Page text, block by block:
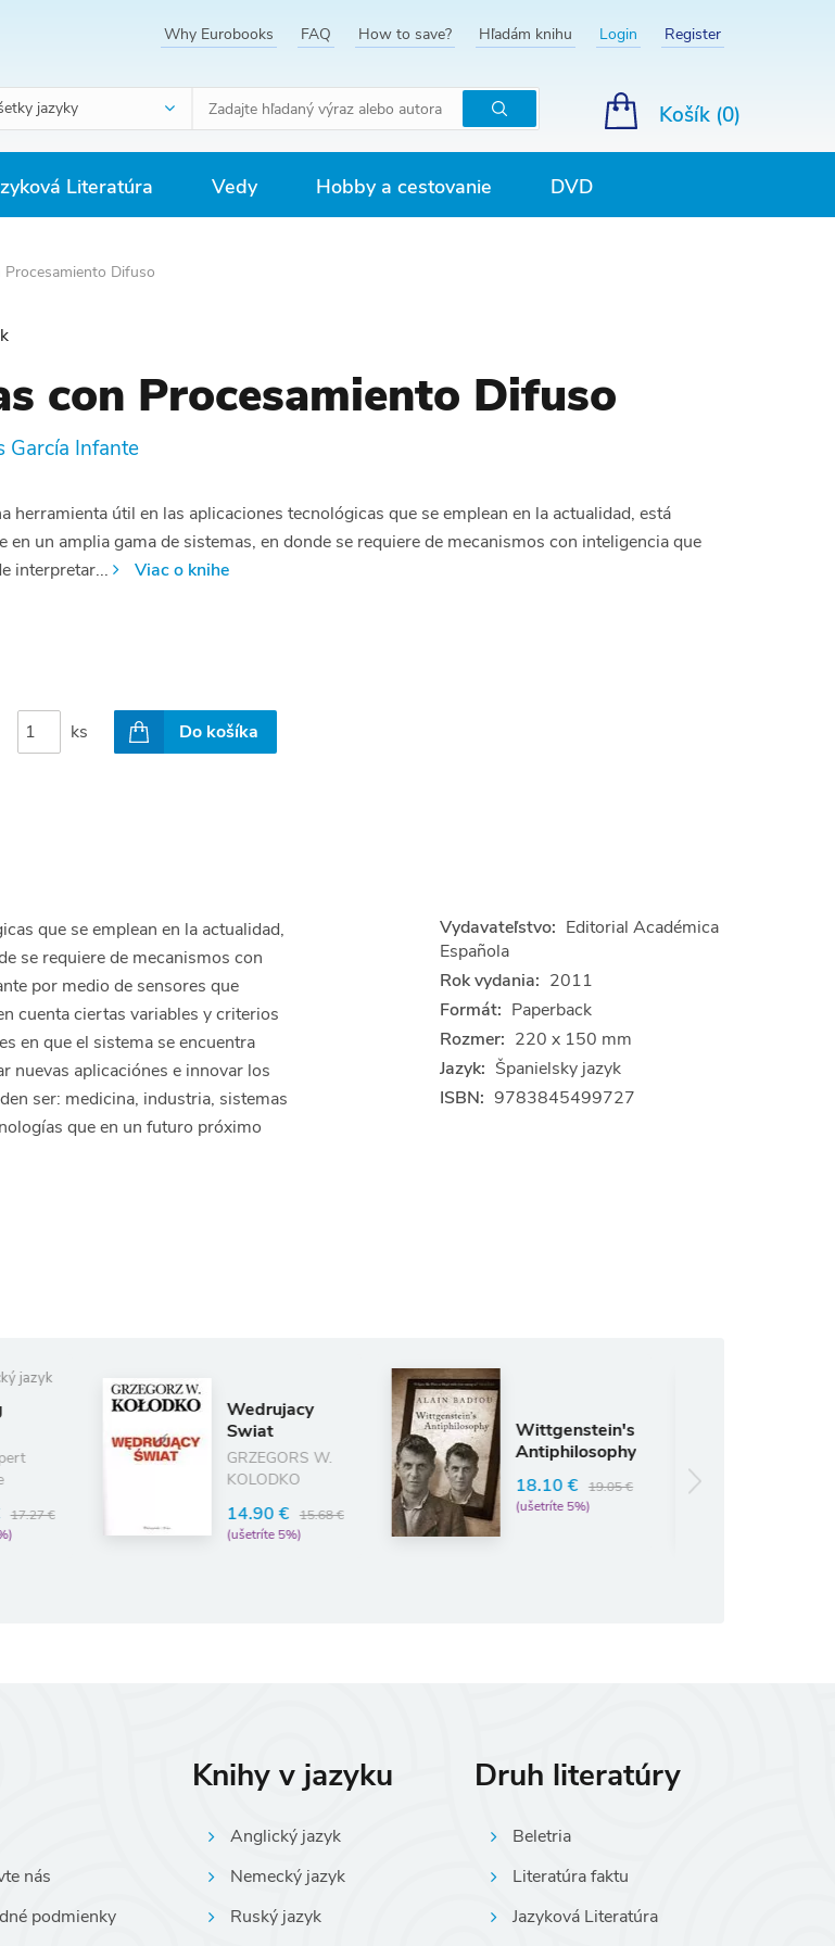
Why Eurobooks FAQ How to save? Hľadám knihu Login Register
jazyky
Hľadať
Košík (0)
Literatúra Vedy Hobby a cestovanie DVD
Procesamiento Difuso
con Procesamiento Difuso
García Infante
herramienta útil en las aplicaciones tecnológicas que se emplean en la actualidad, está
en un amplia gama de sistemas, en donde se requiere de mecanismos con inteligencia que
interpretar...
Viac o knihe
ks Do košíka
que se emplean en la actualidad,
se requiere de mecanismos con
por medio de sensores que
cuenta ciertas variables y criterios
en que el sistema se encuentra
nuevas aplicaciónes e innovar los
ser: medicina, industria, sistemas
que en un futuro próximo
Vydavateľstvo: Editorial Académica
Española
Rok vydania: 2011
Formát: Paperback
Rozmer: 220 x 150 mm
Jazyk: Španielsky jazyk
ISBN: 9783845499727
Wedrujacy
GRZEGORS W.
14.90 €
(ušetríte 5%)
Wittgenstein's
Antiphilosophy
18.10 € 19.05 €
(ušetríte 5%)
from Bergson
Michael R. Foley
nás
podmienky
Knihy v jazyku
Anglický jazyk
Nemecký jazyk
Ruský jazyk
Druh literatúry
Beletria
Literatúra faktu
Jazyková Literatúra